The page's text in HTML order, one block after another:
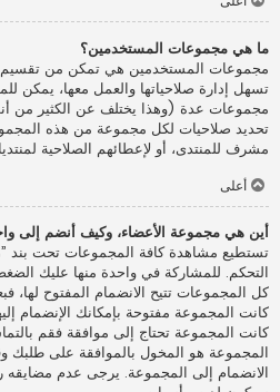
ما هي مجموعات المستخدمين؟
مجموعات المستخدمين هي تمكن من تقسيم
تسهل إدارة صلاحياتها والعمل معها، يمكن
مجموعات عدة (وهذا يختلف عن الكثير من
تحديد صلاحيات لكل مجموعة من هذه
مشرف للمنتدى، أو لإعطائهم الصلاحية
أعلى
أين هي مجموعة الأعضاء، وكيف أنضم إلى
تستطيع مشاهدة كافة المجموعات تحت بند
التحكم. للمشاركة في واحدة منها عليك
كل المجموعات تتيح الانضمام المفتوح لها،
كانت المجموعة مفتوحة بإمكانك الإنضمام
كانت المجموعة تحتاج إلى موافقة فقم
المجموعة هو المخول بالموافقة على
الانضمام إلى المجموعة. يرجى عدم